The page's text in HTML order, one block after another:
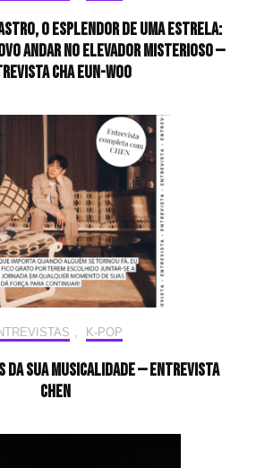
o esplendor de uma estrela:
andar no elevador misterioso —
CHA EUN-WOO
, K-POP
da sua musicalidade — Entrevista
CHEN